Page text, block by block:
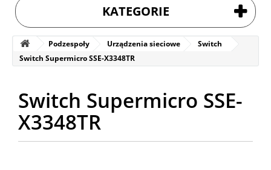
KATEGORIE
Podzespoły Urządzenia sieciowe
Switch
Switch Supermicro SSE-X3348TR
Switch Supermicro SSE-
X3348TR